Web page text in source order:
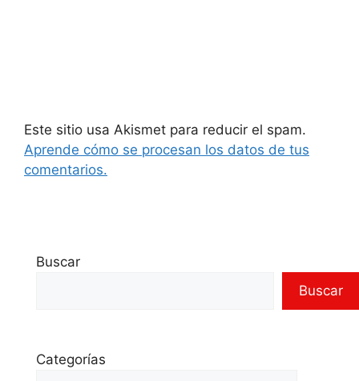
Este sitio usa Akismet para reducir el spam.
Aprende cómo se procesan los datos de tus
comentarios.
Buscar
Buscar
Categorías